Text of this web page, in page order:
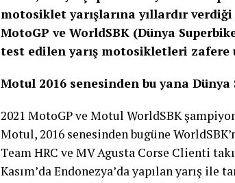
motosiklet yarışlarına yıllardır
MotoGP ve WorldSBK (Dünya
test edilen yarış motosikletleri
Motul 2016 senesinden bu yana Dünya
2021 MotoGP ve Motul WorldSBK
Motul, 2016 senesinden bugüne
Team HRC ve MV Agusta Corse Clienti
Kasım’da Endonezya’da yapılan yarış